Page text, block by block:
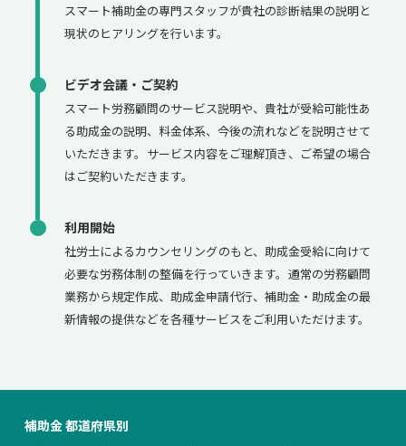
スマート補助金の専門スタッフが貴社の診断結果の説明と
現状のヒアリングを行います。
ビデオ会議・ご契約
スマート労務顧問のサービス説明や、貴社が受給可能性あ
る助成金の説明、料金体系、今後の流れなどを説明させて
いただきます。サービス内容をご理解頂き、ご希望の場合
はご契約いただきます。
利用開始
社労士によるカウンセリングのもと、助成金受給に向けて
必要な労務体制の整備を行っていきます。通常の労務顧問
業務から規定作成、助成金申請代行、補助金・助成金の最
新情報の提供などを各種サービスをご利用いただけます。
補助金 都道府県別